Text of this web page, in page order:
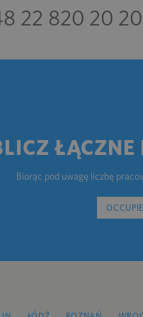
22 820 20 20
Biorąc pod uwagę liczbę